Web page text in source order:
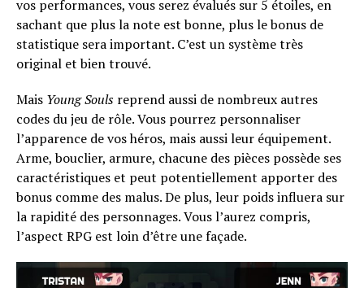
vos performances, vous serez évalués sur 5 étoiles, en
sachant que plus la note est bonne, plus le bonus de
statistique sera important. C’est un système très
original et bien trouvé.
Mais Young Souls reprend aussi de nombreux autres
codes du jeu de rôle. Vous pourrez personnaliser
l’apparence de vos héros, mais aussi leur équipement.
Arme, bouclier, armure, chacune des pièces possède ses
caractéristiques et peut potentiellement apporter des
bonus comme des malus. De plus, leur poids influera sur
la rapidité des personnages. Vous l’aurez compris,
l’aspect RPG est loin d’être une façade.